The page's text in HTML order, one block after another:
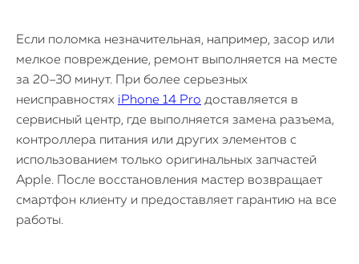
Если поломка незначительная, например, засор или
мелкое повреждение, ремонт выполняется на месте
за 20–30 минут. При более серьезных
неисправностях iPhone 14 Pro доставляется в
сервисный центр, где выполняется замена разъема,
контроллера питания или других элементов с
использованием только оригинальных запчастей
Apple. После восстановления мастер возвращает
смартфон клиенту и предоставляет гарантию на все
работы.